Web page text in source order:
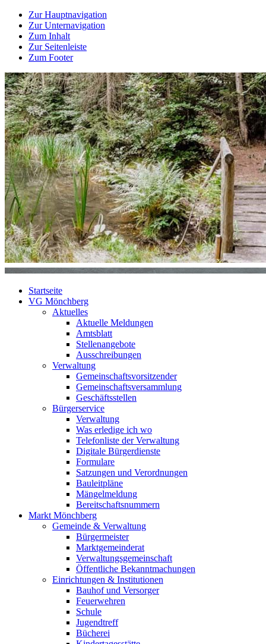
Zur Hauptnavigation
Zur Unternavigation
Zum Inhalt
Zur Seitenleiste
Zum Footer
Startseite
VG Mönchberg
Aktuelles
Aktuelle Meldungen
Amtsblatt
Stellenangebote
Ausschreibungen
Verwaltung
Gemeinschaftsvorsitzender
Gemeinschaftsversammlung
Geschäftsstellen
Bürgerservice
Verwaltung
Was erledige ich wo
Telefonliste der Verwaltung
Digitale Bürgerdienste
Formulare
Satzungen und Verordnungen
Bauleitpläne
Mängelmeldung
Bereitschaftsnummern
Markt Mönchberg
Gemeinde & Verwaltung
Bürgermeister
Marktgemeinderat
Verwaltungsgemeinschaft
Öffentliche Bekanntmachungen
Einrichtungen & Institutionen
Bauhof und Versorger
Feuerwehren
Schule
Jugendtreff
Bücherei